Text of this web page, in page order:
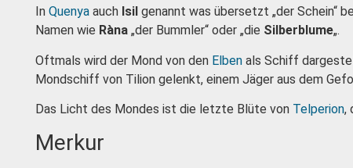
In Quenya auch Isil genannt was übersetzt „der Schein“
Namen wie Ràna „der Bummler“ oder „die Silberblume„.
Oftmals wird der Mond von den Elben als Schiff
Mondschiff von Tilion gelenkt, einem Jäger aus dem
Das Licht des Mondes ist die letzte Blüte von Telperion,
Merkur